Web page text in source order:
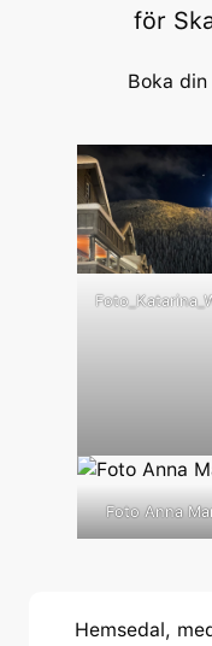
för
Boka
Foto Anna
Hemsedal,